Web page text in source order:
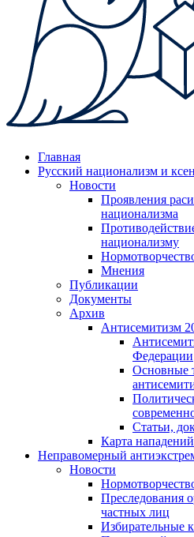
Главная
Русский национализм и
Новости
Проявления
национализма
национализму
Мнения
Публикации
Документы
Архив
Антисемитизм
Федерации
Основные
Статьи,
Карта
Неправомерный
Новости
Преследования
частных лиц
Избирательные